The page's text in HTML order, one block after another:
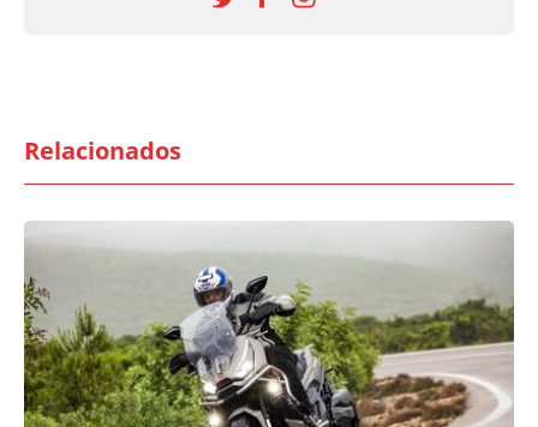
Relacionados